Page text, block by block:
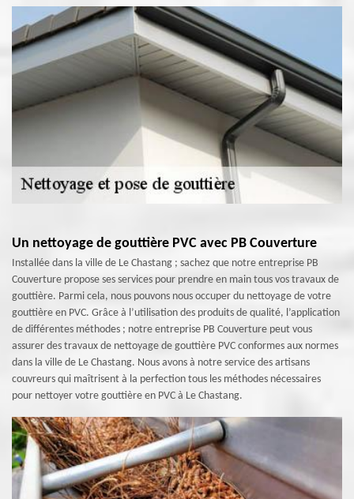
Un nettoyage de gouttière PVC avec PB Couverture
Installée dans la ville de Le Chastang ; sachez que notre entreprise PB
Couverture propose ses services pour prendre en main tous vos travaux de
gouttière. Parmi cela, nous pouvons nous occuper du nettoyage de votre
gouttière en PVC. Grâce à l’utilisation des produits de qualité, l’application
de différentes méthodes ; notre entreprise PB Couverture peut vous
assurer des travaux de nettoyage de gouttière PVC conformes aux normes
dans la ville de Le Chastang. Nous avons à notre service des artisans
couvreurs qui maîtrisent à la perfection tous les méthodes nécessaires
pour nettoyer votre gouttière en PVC à Le Chastang.